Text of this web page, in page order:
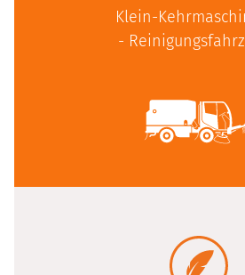
Klein-
­-